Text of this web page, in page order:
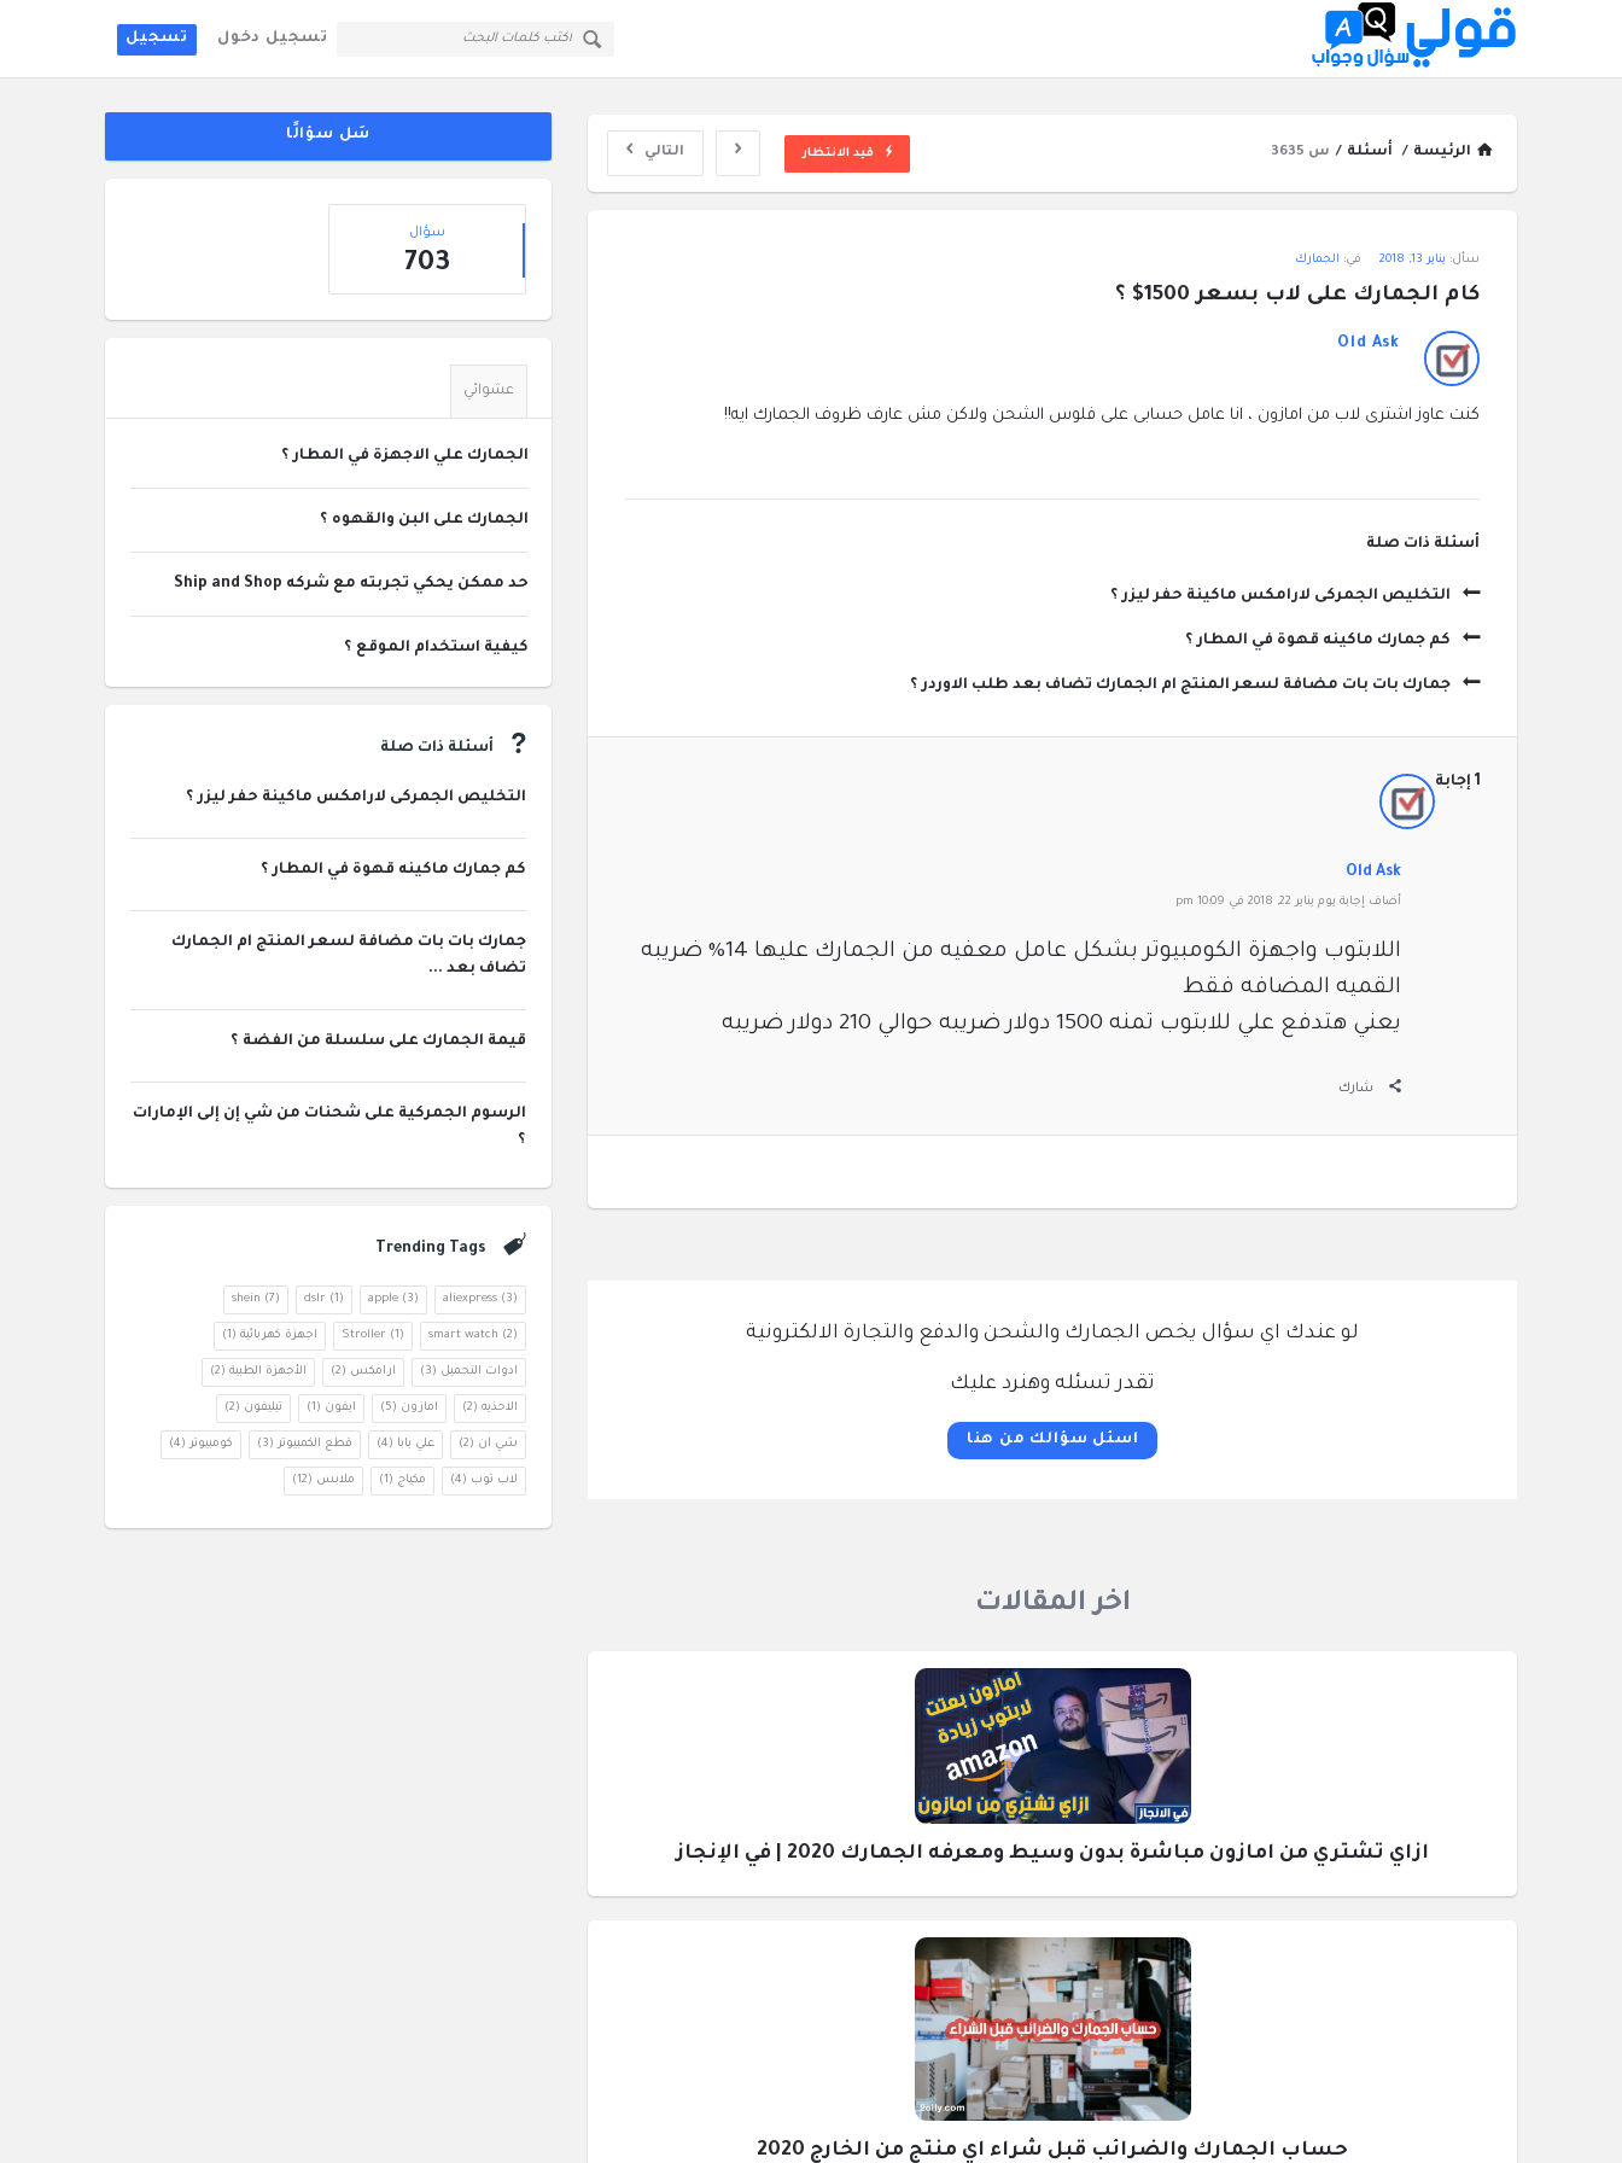
تسجيل دخول تسجيل
قولي
سؤال
وجواب
القائمة
الرئيسة / أسئلة / س 3635 التالي قيد الانتظار
سؤال
وجواب
الاحدث
أسئلة
سأل: يناير 13, 2018 في: الجمارك
كام الجمارك على لاب بسعر 1500$ ؟
Old Ask
كنت عاوز اشترى لاب من امازون ، انا عامل حسابى على فلوس الشحن ولاكن مش عارف ظروف الجمارك ايه!!
‫أسئلة ذات صلة
التخليص الجمركى لارامكس ماكينة حفر ليزر ؟
كم جمارك ماكينه قهوة في المطار ؟
جمارك بات بات مضافة لسعر المنتج ام الجمارك تضاف بعد طلب الاوردر ؟
‫1 إجابة
Old Ask
‫أضاف ‫‫إجابة يوم يناير 22, 2018 في 10:09 pm
اللابتوب واجهزة الكومبيوتر بشكل عامل معفيه من الجمارك عليها 14% ضريبه
القميه المضافه فقط
يعني هتدفع علي للابتوب تمنه 1500 دولار ضريبه حوالي 210 دولار ضريبه
شارك
لو عندك اي سؤال يخص الجمارك والشحن والدفع والتجارة الالكترونية
تقدر تسئله وهنرد عليك
اسئل سؤالك من هنا
اخر المقالات
ازاي تشتري من امازون مباشرة بدون وسيط ومعرفه الجمارك 2020 | في الإنجاز
حساب الجمارك والضرائب قبل شراء اي منتج من الخارج 2020
سَل سؤالًا
إحصائيات
سؤال
703
عشوائي
الجمارك علي الاجهزة في المطار ؟
الجمارك على البن والقهوه ؟
حد ممكن يحكي تجربته مع شركه Ship and Shop
كيفية استخدام الموقع ؟
أسئلة ذات صلة
التخليص الجمركى لارامكس ماكينة حفر ليزر ؟
كم جمارك ماكينه قهوة في المطار ؟
جمارك بات بات مضافة لسعر المنتج ام الجمارك
تضاف بعد ...
قيمة الجمارك على سلسلة من الفضة ؟
الرسوم الجمركية على شحنات من شي إن إلى الإمارات
؟
Trending Tags
aliexpress(3)
apple(3)
dslr (1)
shein (7)
smart watch (2)
Stroller (1) اجهزة كهربائية (1)
ادوات التجميل (3) ارامكس (2) الأجهزة الطبية (2)
الاحذيه (2) امازون (5) ايفون (1) تيليفون (2)
شي ان (2) علي بابا (4) قطع الكمبيوتر (3) كومبيوتر (4)
لاب توب (4) مكياج (1) ملابس (12)